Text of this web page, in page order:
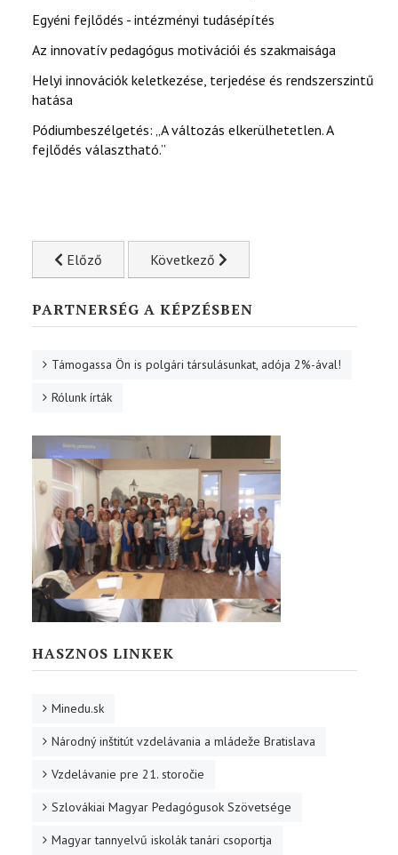
Egyéni fejlődés - intézményi tudásépítés
Az innovatív pedagógus motivációi és szakmaisága
Helyi innovációk keletkezése, terjedése és rendszerszintű
hatása
Pódiumbeszélgetés: „A változás elkerülhetetlen. A
fejlődés választható.”
Előző cikk: SZLOVÁKIAI MAGYAR ISKOLAIGAZGATÓK V.
Előző Következő cikk: Pályázati felhívása
Következő
PARTNERSÉG A KÉPZÉSBEN
Támogassa Ön is polgári társulásunkat, adója 2%-ával!
Rólunk írták
HASZNOS LINKEK
Minedu.sk
Národný inštitút vzdelávania a mládeže Bratislava
Vzdelávanie pre 21. storočie
Szlovákiai Magyar Pedagógusok Szövetsége
Magyar tannyelvű iskolák tanári csoportja